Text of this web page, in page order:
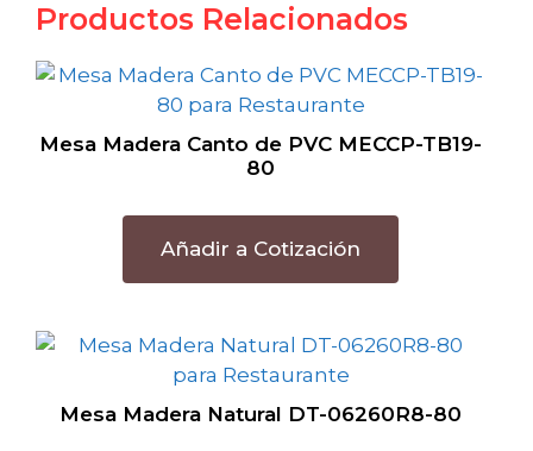
Productos Relacionados
Mesa Madera Canto de PVC MECCP-TB19-
80
Añadir a Cotización
Mesa Madera Natural DT-06260R8-80